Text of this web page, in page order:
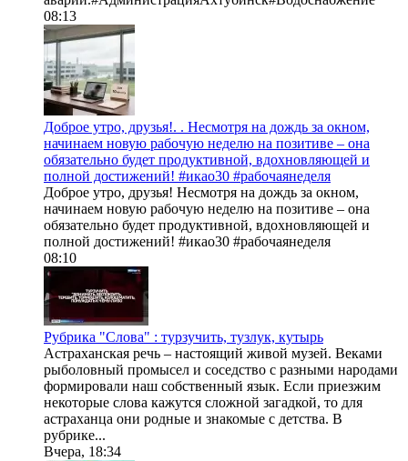
08:13
Доброе утро, друзья!. . Несмотря на дождь за окном,
начинаем новую рабочую неделю на позитиве – она
обязательно будет продуктивной, вдохновляющей и
полной достижений! #икао30 #рабочаянеделя
Доброе утро, друзья! Несмотря на дождь за окном,
начинаем новую рабочую неделю на позитиве – она
обязательно будет продуктивной, вдохновляющей и
полной достижений! #икао30 #рабочаянеделя
08:10
Рубрика "Слова" : турзучить, тузлук, кутырь
Астраханская речь – настоящий живой музей. Веками
рыболовный промысел и соседство с разными народами
формировали наш собственный язык. Если приезжим
некоторые слова кажутся сложной загадкой, то для
астраханца они родные и знакомые с детства. В
рубрике...
Вчера, 18:34